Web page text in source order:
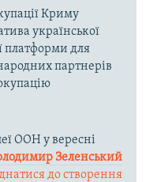
Криму
української
платформи для
партнерів
ООН у вересні
Зеленський
до створення